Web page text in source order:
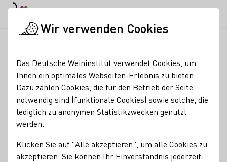
Schreiecks WeinGipfel -
Rheinland-Pfalz zu Gast
in Maikammer
Registrierung erforderlich
Wir verwenden Cookies
Das Deutsche Weininstitut verwendet Cookies, um
Ihnen ein optimales Webseiten-Erlebnis zu bieten.
Dazu zählen Cookies, die für den Betrieb der Seite
notwendig sind (funktionale Cookies) sowie solche, die
lediglich zu anonymen Statistikzwecken genutzt
werden.
Klicken Sie auf "Alle akzeptieren", um alle Cookies zu
akzeptieren. Sie können Ihr Einverständnis jederzeit